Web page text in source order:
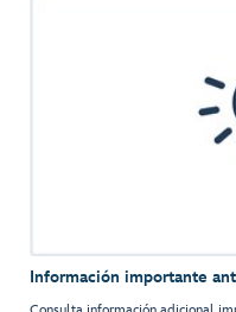
Información importante